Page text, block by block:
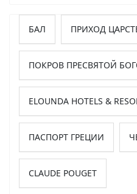
БАЛ ПРИХОД
ПОКРОВ ПРЕСВЯТОЙ
ELOUNDA HOTELS &
ПАСПОРТ ГРЕЦИИ
CLAUDE POUGET